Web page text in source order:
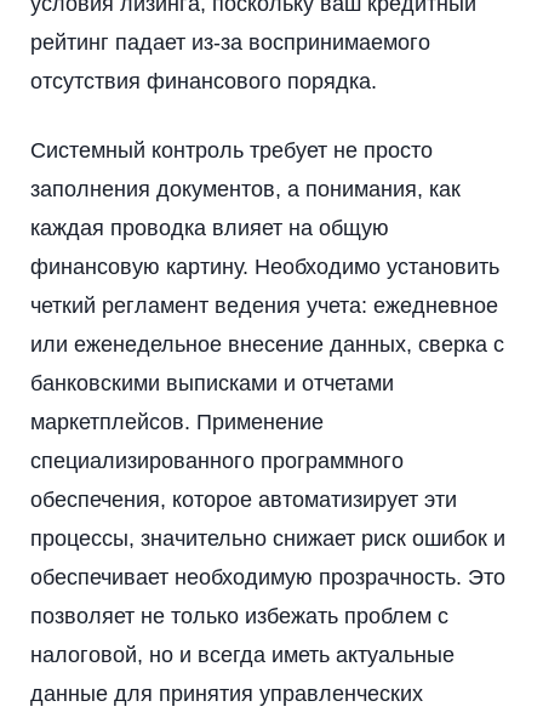
рейтинг падает из-за воспринимаемого
отсутствия финансового порядка.
Системный контроль требует не просто
заполнения документов, а понимания, как
каждая проводка влияет на общую
финансовую картину. Необходимо установить
четкий регламент ведения учета: ежедневное
или еженедельное внесение данных, сверка с
банковскими выписками и отчетами
маркетплейсов. Применение
специализированного программного
обеспечения, которое автоматизирует эти
процессы, значительно снижает риск ошибок и
обеспечивает необходимую прозрачность. Это
позволяет не только избежать проблем с
налоговой, но и всегда иметь актуальные
данные для принятия управленческих